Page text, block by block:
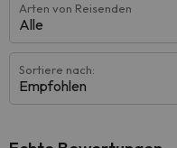
Arten von Reisenden
Alle
Sortiere nach:
Empfohlen